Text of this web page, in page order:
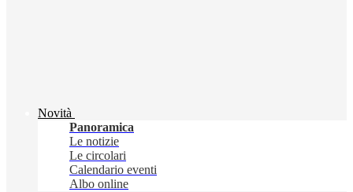
Novità
Panoramica
Le notizie
Le circolari
Calendario eventi
Albo online